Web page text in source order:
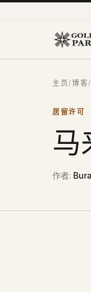
主页/博客
居留许可
马
作者: